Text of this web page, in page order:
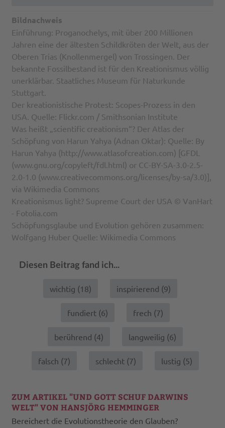
Bildnachweis
Einführung: Proganochelys, mit über 200 Millionen
Jahren eine der ältesten Schildkröten der Welt, aus der
Oberen Trias (Knollenmergel) von Trossingen. Der
bekannte Fossilbestand ist für den Kreationismus völlig
unerklärbar. Staatliches Museum für Naturkunde
Stuttgart.
Der kreationistische Protest: Scopes-Prozess in den
USA. Quelle: Flickr.com / Smithsonian Institute
Was heißt „scientific creationism“? Der Atlas der
Schöpfung von Harun Yahya (Adnan Oktar): Quelle: By
Harun Yahya (http://www.atlasofcreation.com) [GFDL
(www.gnu.org/copyleft/fdl.html) or CC-BY-SA-3.0-2.5-
2.0-1.0 (www.creativecommons.org/licenses/by-sa/3.0)],
via Wikimedia Commons
Kreationismus light? Supreme Court der USA © VanHart
- Fotolia.com
Schöpfungsglaube und Evolution gehören zusammen:
Wolfgang Huber Quelle: Wikimedia Commons
Diesen Beitrag fand ich...
wichtig (18) inspirierend (9)
fundiert (6) frech (7)
berührend (4) langweilig (6)
falsch (7) schlecht (7) lustig (5)
ZUM ARTIKEL "UND GOTT SCHUF DARWINS
WELT" VON HANSJÖRG HEMMINGER
Bereichert die Evolutionstheorie den Glauben?